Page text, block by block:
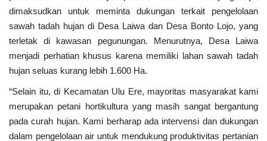
dimaksudkan untuk meminta dukungan terkait pengelolaan
sawah tadah hujan di Desa Laiwa dan Desa Bonto Lojo, yang
terletak di kawasan pegunungan. Menurutnya, Desa Laiwa
menjadi perhatian khusus karena memiliki lahan sawah tadah
hujan seluas kurang lebih 1.600 Ha.
“Selain itu, di Kecamatan Ulu Ere, mayoritas masyarakat kami
merupakan petani hortikultura yang masih sangat bergantung
pada curah hujan. Kami berharap ada intervensi dan dukungan
dalam pengelolaan air untuk mendukung produktivitas pertanian